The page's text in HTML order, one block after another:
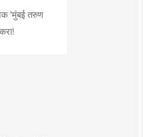
'मुंबई तरुण